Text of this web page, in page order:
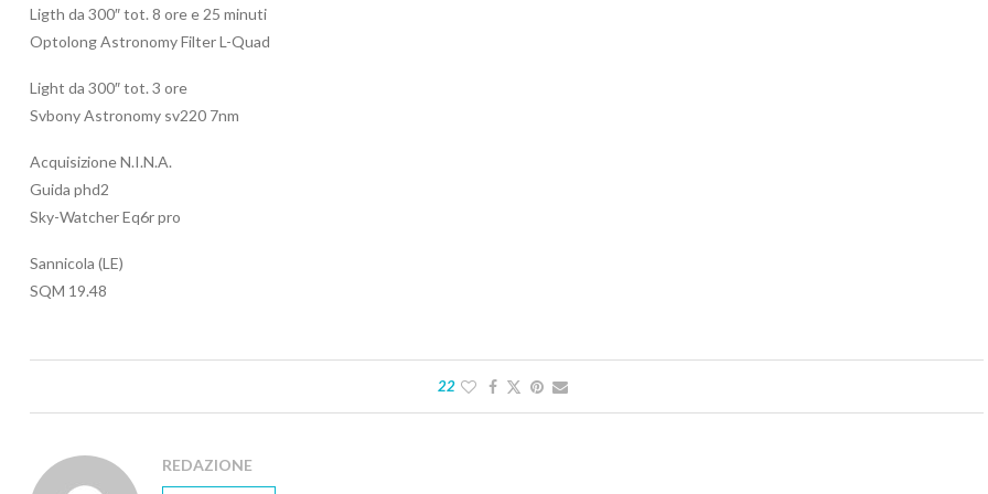
Ligth da 300″ tot. 8 ore e 25 minuti
Optolong Astronomy Filter L-Quad
Light da 300″ tot. 3 ore
Svbony Astronomy sv220 7nm
Acquisizione N.I.N.A.
Guida phd2
Sky-Watcher Eq6r pro
Sannicola (LE)
SQM 19.48
22
REDAZIONE